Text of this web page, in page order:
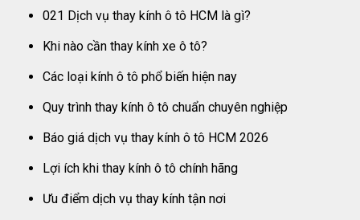
021 Dịch vụ thay kính ô tô HCM là gì?
Khi nào cần thay kính xe ô tô?
Các loại kính ô tô phổ biến hiện nay
Quy trình thay kính ô tô chuẩn chuyên nghiệp
Báo giá dịch vụ thay kính ô tô HCM 2026
Lợi ích khi thay kính ô tô chính hãng
Ưu điểm dịch vụ thay kính tận nơi